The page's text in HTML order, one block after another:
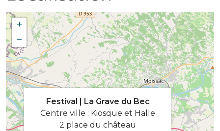
+
−
Festival | La Grave du Bec
Centre ville : Kiosque et Halle
2 place du château